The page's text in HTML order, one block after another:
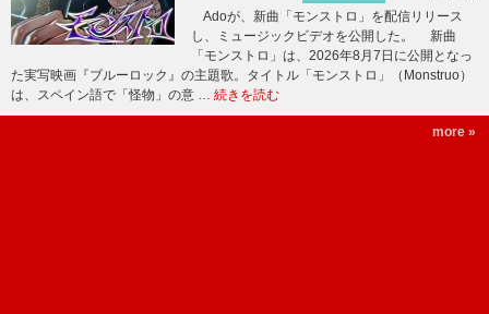
Adoが、新曲「モンストロ」を配信リリース
し、ミュージックビデオを公開した。 新曲
「モンストロ」は、2026年8月7日に公開となっ
た実写映画『ブルーロック』の主題歌。タイトル「モンストロ」（Monstruo）
は、スペイン語で「怪物」の意 … 続きを読む
more »